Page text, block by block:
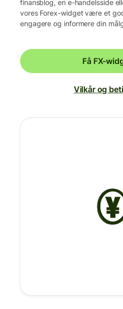
finansblog, en e-handelsside
vores Forex-widget være et
engagere og informere din
Få FX-
Vilkår og